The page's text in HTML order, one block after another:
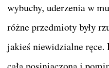
wybuchy, uderzenia w
różne przedmioty były
jakieś niewidzialne ręce.